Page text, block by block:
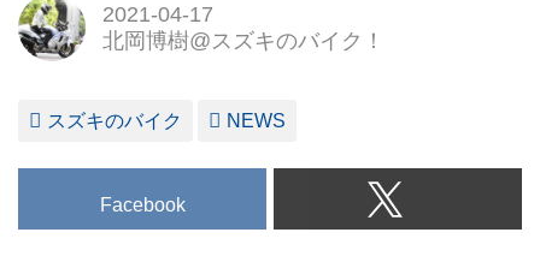
2021-04-17
北岡博樹@スズキのバイク！
スズキのバイク NEWS
Facebook